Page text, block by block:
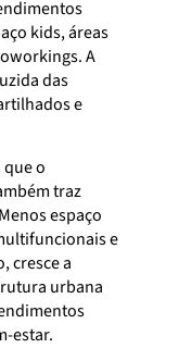
kids, áreas
A
das
e
o
traz
espaço
e
cresce a
urbana
estar.